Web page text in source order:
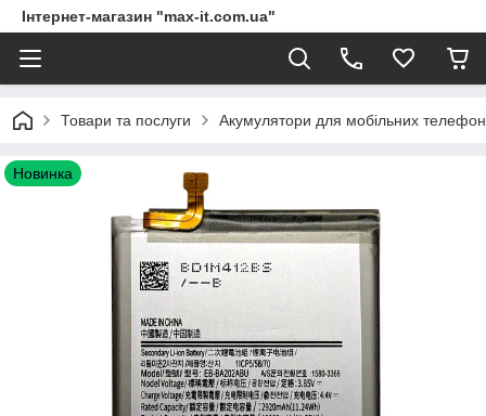
Інтернет-магазин "max-it.com.ua"
Товари та послуги Акумулятори для мобільних
Новинка